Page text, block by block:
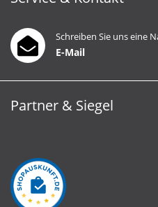
Schreiben Sie uns eine
E-Mail
Partner & Siegel